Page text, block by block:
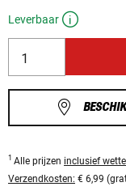
Leverbaar
1 Alle prijzen inclusief
Verzendkosten: € 6,99